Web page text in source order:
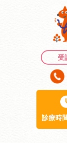
受
診療時